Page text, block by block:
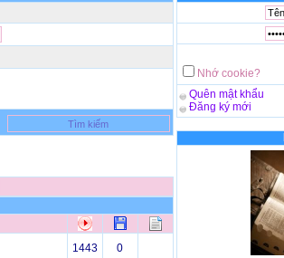
1443
0
Nhớ cookie?
Quên mật khẩu
Đăng ký mới